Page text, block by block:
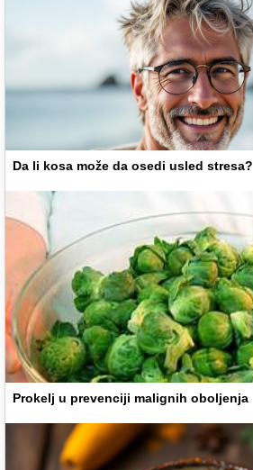
Da li kosa može da osedi usled stresa?
Prokelj u prevenciji malignih oboljenja